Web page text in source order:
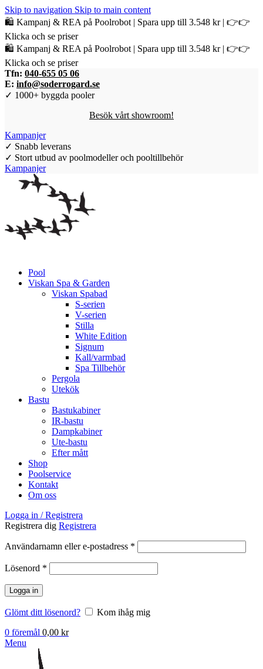
Skip to navigation Skip to main content
🛍️ Kampanj & REA på Poolrobot | Spara upp till 3.548 kr | 👉👉
Klicka och se priser
🛍️ Kampanj & REA på Poolrobot | Spara upp till 3.548 kr | 👉👉
Klicka och se priser
Tfn: 040-655 05 06
E: info@soderrogard.se
✓ 1000+ byggda pooler
Besök vårt showroom!
Kampanjer
✓ Snabb leverans
✓ Stort utbud av poolmodeller och pooltillbehör
Kampanjer
Pool
Viskan Spa & Garden
Viskan Spabad
S-serien
V-serien
Stilla
White Edition
Signum
Kall/varmbad
Spa Tillbehör
Pergola
Utekök
Bastu
Bastukabiner
IR-bastu
Dampkabiner
Ute-bastu
Efter mått
Shop
Poolservice
Kontakt
Om oss
Logga in / Registrera
Registrera dig Registrera
Användarnamn eller e-postadress *
Lösenord *
Logga in
Glömt ditt lösenord?
Kom ihåg mig
0 föremål 0,00 kr
Menu